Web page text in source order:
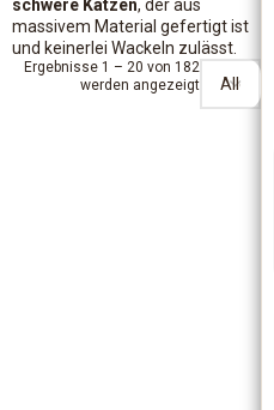
schwere Katzen, der aus
massivem Material gefertigt ist
und keinerlei Wackeln zulässt.
Ergebnisse 1 – 20 von 182
werden angezeigt